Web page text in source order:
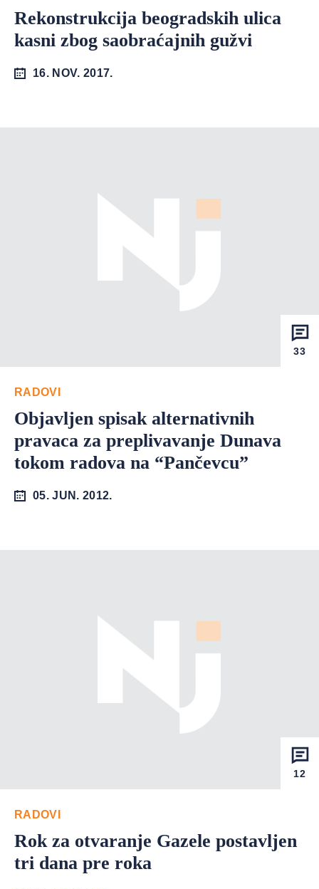
Rekonstrukcija beogradskih ulica
kasni zbog saobraćajnih gužvi
16. NOV. 2017.
33
RADOVI
Objavljen spisak alternativnih
pravaca za preplivavanje Dunava
tokom radova na “Pančevcu”
05. JUN. 2012.
12
RADOVI
Rok za otvaranje Gazele postavljen
tri dana pre roka